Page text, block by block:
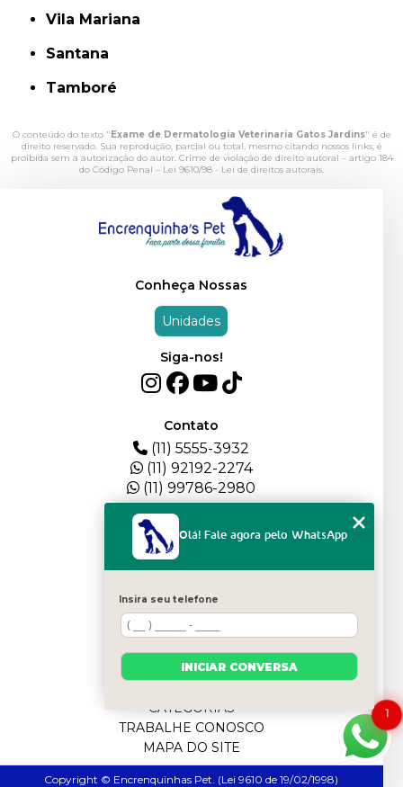
Vila Mariana
Santana
Tamboré
O conteúdo do texto "Exame de Dermatologia Veterinaria Gatos Jardins" é de
direito reservado. Sua reprodução, parcial ou total, mesmo citando nossos links, é
proibida sem a autorização do autor. Crime de violação de direito autoral – artigo 184
do Código Penal – Lei 9610/98 - Lei de direitos autorais.
Conheça Nossas
Unidades
Siga-nos!
Contato
(11) 5555-3932
(11) 92192-2274
(11) 99786-2980
QUEM SOMOS
BLOG
FILHOTES
CATEGORIAS
TRABALHE CONOSCO
MAPA DO SITE
Copyright © Encrenquinhas Pet. (Lei 9610 de 19/02/1998)
1
Olá! Fale agora pelo WhatsApp
Insira seu telefone
INICIAR CONVERSA